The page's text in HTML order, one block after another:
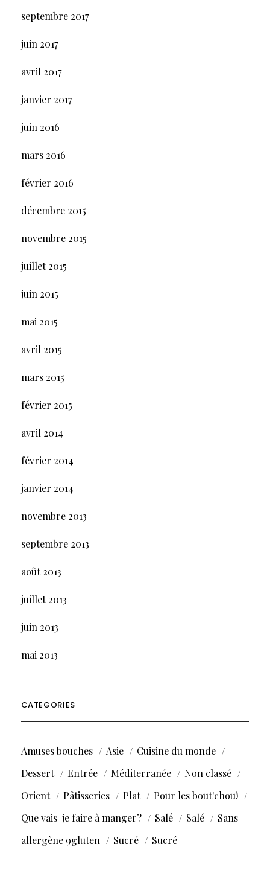
septembre 2017
juin 2017
avril 2017
janvier 2017
juin 2016
mars 2016
février 2016
décembre 2015
novembre 2015
juillet 2015
juin 2015
mai 2015
avril 2015
mars 2015
février 2015
avril 2014
février 2014
janvier 2014
novembre 2013
septembre 2013
août 2013
juillet 2013
juin 2013
mai 2013
CATEGORIES
Amuses bouches Asie
Cuisine du monde
Dessert
Entrée Méditerranée
Non classé
Orient
Pâtisseries Plat
Pour les bout'chou!
Que vais-je faire à manger?
Salé Salé
Sans
allergène 9gluten
Sucré Sucré